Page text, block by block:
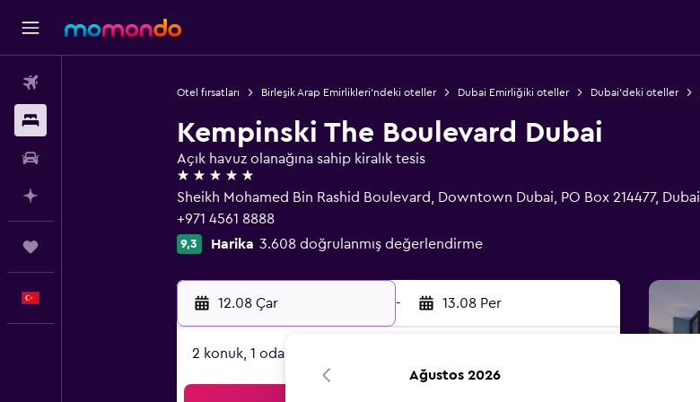
Otel fırsatları Birleşik Arap Emirlikleri'ndeki oteller Dubai Emirliğiki oteller Dubai'deki oteller
Kempinski The Boulevard Dubai
Açık havuz olanağına sahip kiralık tesis
5 yıldız
Sheikh Mohamed Bin Rashid Boulevard, Downtown Dubai, PO Box 214477, Dubai
+971 4561 8888
9,3 Harika 3.608 doğrulanmış değerlendirme
12.08 Çar - 13.08 Per
2 konuk, 1 oda
Ağustos 2026